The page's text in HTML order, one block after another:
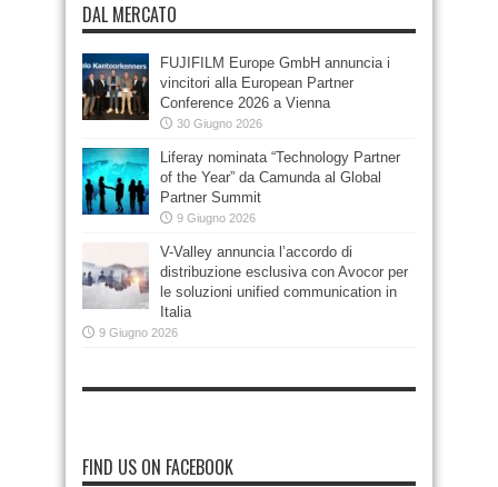
DAL MERCATO
FUJIFILM Europe GmbH annuncia i
vincitori alla European Partner
Conference 2026 a Vienna
30 Giugno 2026
Liferay nominata “Technology Partner
of the Year” da Camunda al Global
Partner Summit
9 Giugno 2026
V-Valley annuncia l’accordo di
distribuzione esclusiva con Avocor per
le soluzioni unified communication in
Italia
9 Giugno 2026
FIND US ON FACEBOOK